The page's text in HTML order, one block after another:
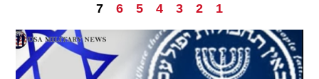
1
2
3
4
5
6
7